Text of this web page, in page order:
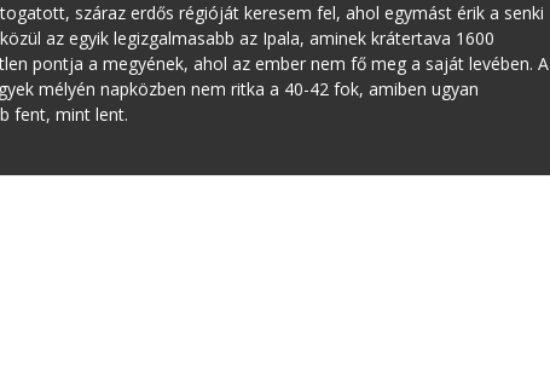
száraz erdős régióját keresem fel, ahol egymást érik a senki
az egyik legizgalmasabb az Ipala, aminek krátertava 1600
pontja a megyének, ahol az ember nem fő meg a saját levében. A
mélyén napközben nem ritka a 40-42 fok, amiben ugyan
fent, mint lent.